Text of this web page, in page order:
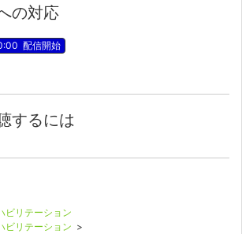
の対応
配信開始
するには
ビリテーション
ビリテーション >